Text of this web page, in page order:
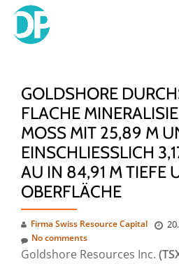
Skip
GOLDSHORE
FLACHE
MOSS MIT 25,89 M
EINSCHLIESSLICH
U IN 84,91 M TIEFE
BERFLÄCHE
Firma Swiss Resource Capital
No comments
Goldshore Resources Inc.